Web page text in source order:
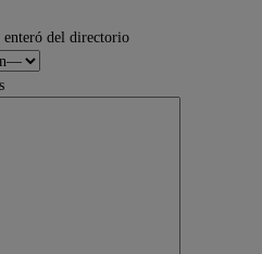
enteró del directorio